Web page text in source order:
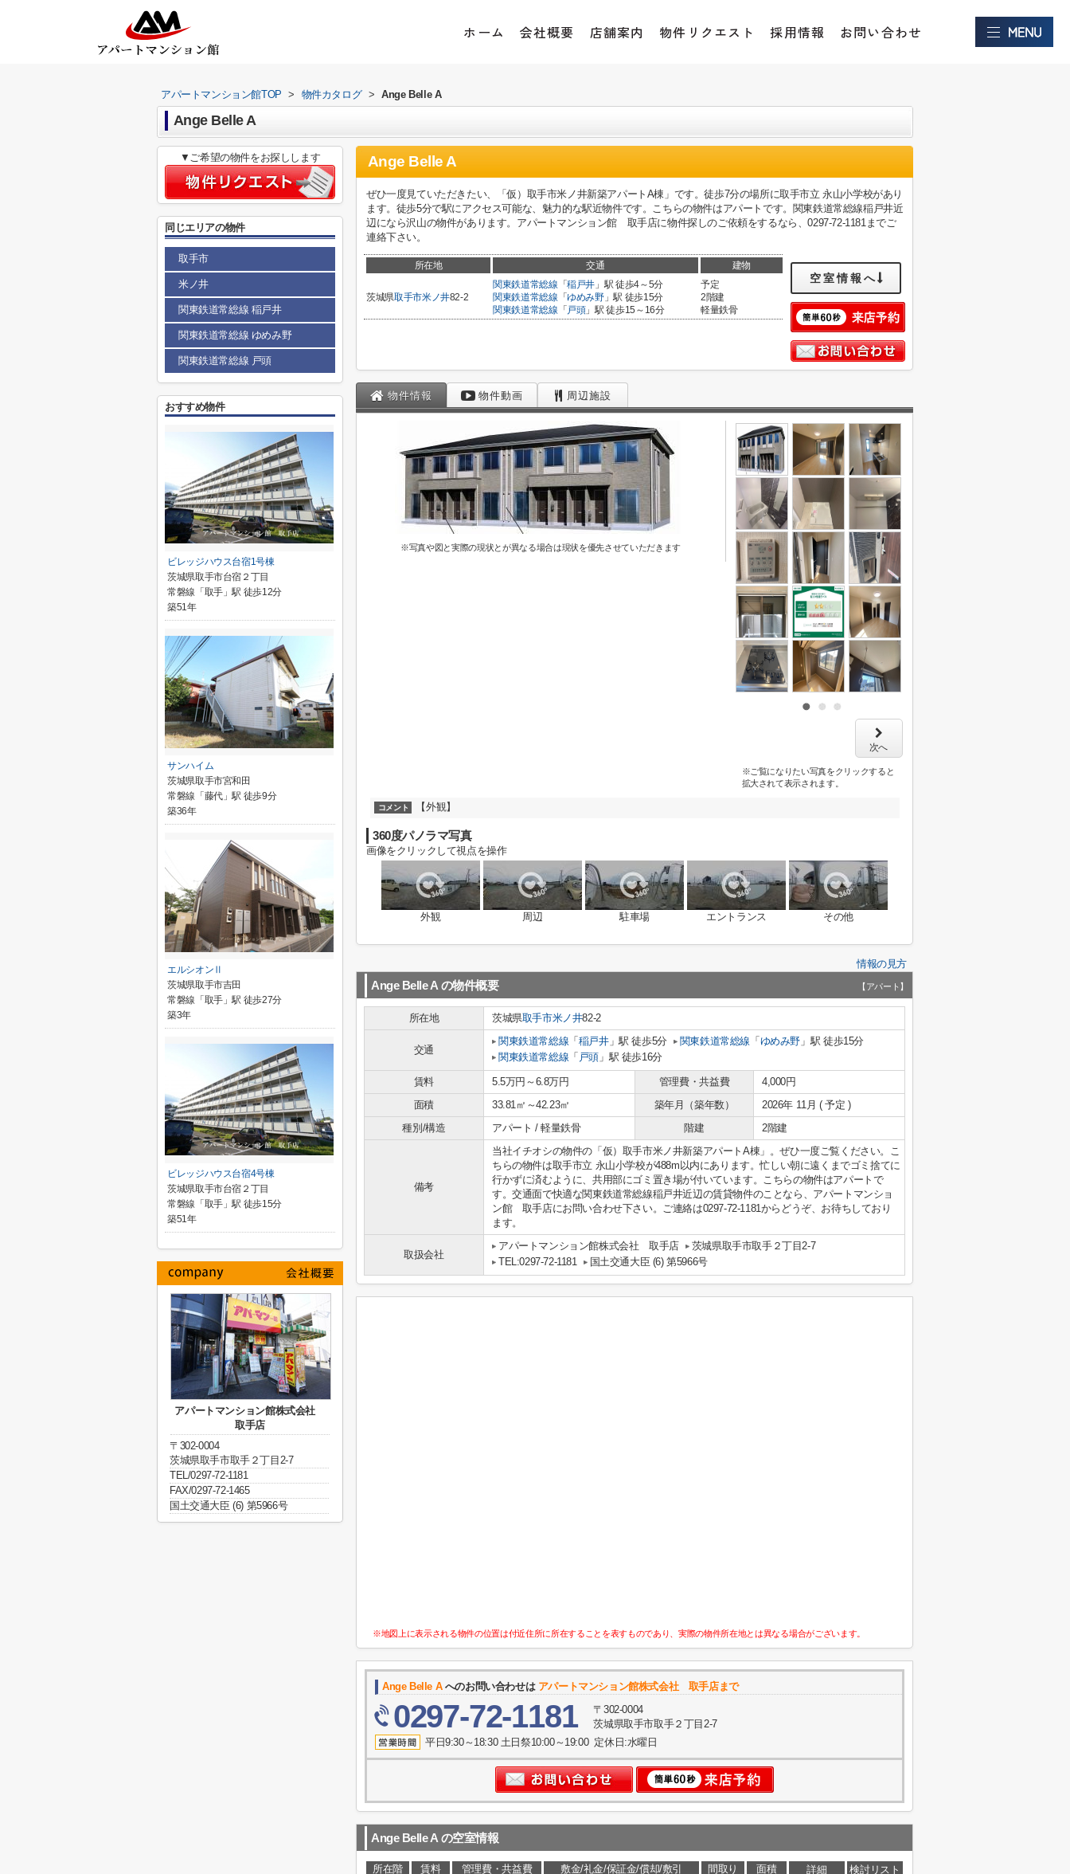
ホーム 会社概要 店舗案内 物件リクエスト 採用情報 お問い合わせ
アパートマンション館TOP > 物件カタログ > Ange Belle A
Ange Belle A
Ange Belle A
ぜひ一度見ていただきたい、「仮）取手市米ノ井新築アパートA棟」です。徒歩7分の場所に取手市立 永山小学校があり
ます。徒歩5分で駅にアクセス可能な、魅力的な駅近物件です。こちらの物件はアパートです。関東鉄道常総線稲戸井近
辺になら沢山の物件があります。アパートマンション館 取手店に物件探しのご依頼をするなら、0297-72-1181までご
連絡下さい。
所在地 交通 建物
茨城県取手市米ノ井82-2
関東鉄道常総線 「稲戸井 」駅 徒歩4～5分
関東鉄道常総線 「ゆめみ野」駅 徒歩15分
関東鉄道常総線 「 戸頭」駅 徒歩15～16分
予定
2階建
軽量鉄骨
空室情報へ
物件情報 物件動画 周辺施設
※写真や図と実際の現状とが異なる場合は現状を優先させていただきます
次へ
※ご覧になりたい写真をクリックすると
拡大されて表示されます。
コメント 【外観】
360度パノラマ写真
画像をクリックして視点を操作
外観 周辺 駐車場 エントランス その他
情報の見方
Ange Belle A の物件概要 【アパート】
所在地 茨城県取手市米ノ井82-2
交通
関東鉄道常総線 「 稲戸井」駅 徒歩5分 関東鉄道常総線 「 ゆめみ野 」駅 徒歩15分
関東鉄道常総線 「 戸頭 」駅 徒歩16分
賃料 5.5万円～6.8万円 管理費・共益費
4,000円
面積
33.81㎡～42.23㎡ 築年月（築年数）
2026年 11月 ( 予定 )
種別/構造
アパート / 軽量鉄骨 階建 2階建
備考
当社イチオシの物件の「仮）取手市米ノ井新築アパートA棟」。ぜひ一度ご覧ください。こ
ちらの物件は取手市立 永山小学校が488m以内にあります。忙しい朝に遠くまでゴミ捨てに
行かずに済むように、共用部にゴミ置き場が付いています。こちらの物件はアパートで
す。交通面で快適な関東鉄道常総線稲戸井近辺の賃貸物件のことなら、アパートマンショ
ン館 取手店にお問い合わせ下さい。ご連絡は0297-72-1181からどうぞ、お待ちしており
ます。
取扱会社
アパートマンション館株式会社 取手店
茨城県取手市取手２丁目2-7
TEL:0297-72-1181
国土交通大臣 (6) 第5966号
※地図上に表示される物件の位置は付近住所に所在することを表すものであり、実際の物件所在地とは異なる場合がございます。
Ange Belle Aへのお問い合わせは アパートマンション館株式会社 取手店まで
0297-72-1181
〒302-0004
茨城県取手市取手２丁目2-7
平日9:30～18:30 土日祭10:00～19:00 定休日:水曜日
Ange Belle A の空室情報
所在階 賃料 管理費・共益費 敷金/礼金/保証金/償却/敷引 間取り 面積 詳細
検討リスト
▼ご希望の物件をお探しします
同じエリアの物件
取手市
米ノ井
関東鉄道常総線 稲戸井
関東鉄道常総線 ゆめみ野
関東鉄道常総線 戸頭
おすすめ物件
ビレッジハウス台宿1号棟
茨城県取手市台宿２丁目
常磐線「取手」駅 徒歩12分
築51年
サンハイム
茨城県取手市宮和田
常磐線「藤代」駅 徒歩9分
築36年
エルシオンⅡ
茨城県取手市吉田
常磐線「取手」駅 徒歩27分
築3年
ビレッジハウス台宿4号棟
茨城県取手市台宿２丁目
常磐線「取手」駅 徒歩15分
築51年
アパートマンション館株式会社
取手店
〒302-0004
茨城県取手市取手２丁目2-7
TEL/0297-72-1181
FAX/0297-72-1465
国土交通大臣 (6) 第5966号